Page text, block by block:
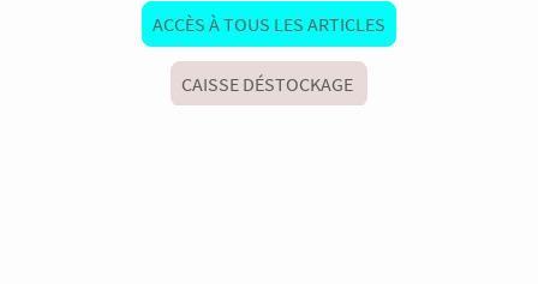
ACCÈS À TOUS LES ARTICLES
CAISSE DÉSTOCKAGE